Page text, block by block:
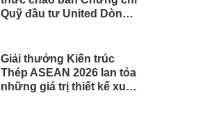
Quỹ đầu tư United Dòng
Giải thưởng Kiến trúc
Thép ASEAN 2026 lan tỏa
những giá trị thiết kế xuất